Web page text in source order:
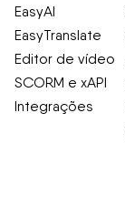
EasyAI
EasyTranslate
Editor de vídeo
SCORM e xAPI
Integrações